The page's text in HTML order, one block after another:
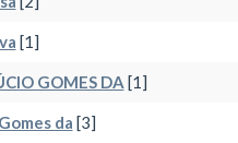
[1]
GOMES DA [1]
da [3]